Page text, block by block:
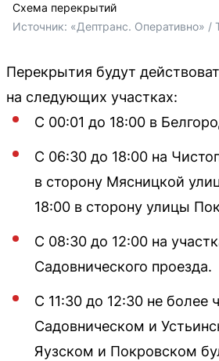
Схема перекрытий
Источник: «Дептранс. Оперативно» /
Перекрытия будут
на следующих участках:
С 00:01 до 18:00 в
С 06:30 до 18:00 на
в сторону Мясницкой
18:00 в сторону улицы
С 08:30 до 12:00 на
Садовнического проезда.
С 11:30 до 12:30 не более
Садовническом и
Яузском и Покровском